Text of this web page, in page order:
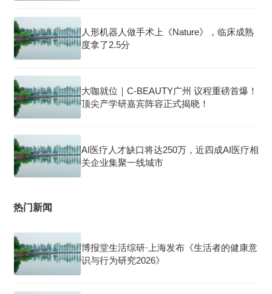
人形机器人做手术上《Nature》，临床成熟
度拿了2.5分
大咖就位｜C-BEAUTY广州 议程重磅首爆！
顶尖产学研嘉宾阵容正式揭晓！
AI医疗人才缺口将达250万，近四成AI医疗相
关企业集聚一线城市
热门新闻
博报堂生活综研·上海发布《生活者的健康意
识与行为研究2026》